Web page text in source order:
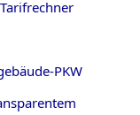
PKW